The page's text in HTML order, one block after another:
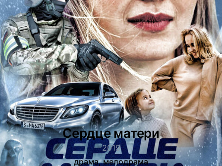
Сердце матери
2019
драма, мелодрама